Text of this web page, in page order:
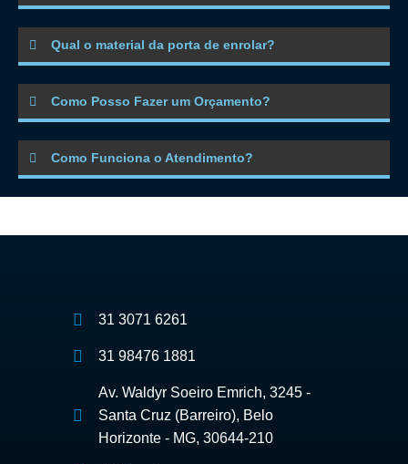
Qual o material da porta de enrolar?
Como Posso Fazer um Orçamento?
Como Funciona o Atendimento?
31 3071 6261
31 98476 1881
Av. Waldyr Soeiro Emrich, 3245 -
Santa Cruz (Barreiro), Belo
Horizonte - MG, 30644-210